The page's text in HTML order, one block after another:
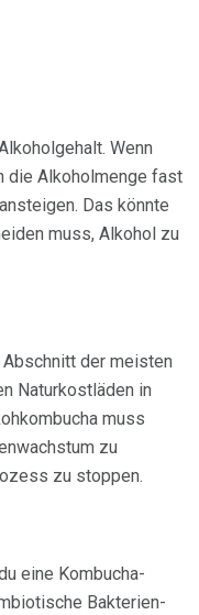
Wenn
die Alkoholmenge fast
Das könnte
muss, Alkohol zu
der meisten
Naturkostläden in
muss
zu
zu stoppen.
eine Kombucha-
Bakterien-